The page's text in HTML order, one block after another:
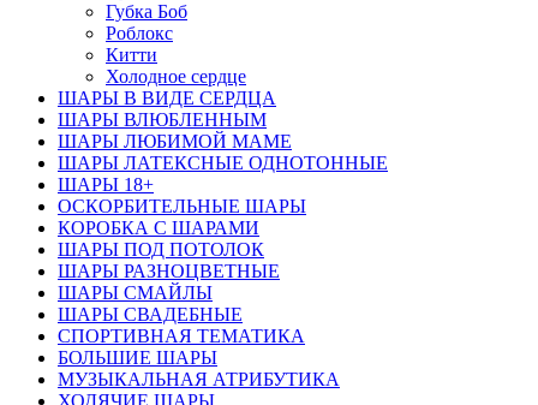
Губка Боб
Роблокс
Китти
Холодное сердце
ШАРЫ В ВИДЕ СЕРДЦА
ШАРЫ ВЛЮБЛЕННЫМ
ШАРЫ ЛЮБИМОЙ МАМЕ
ШАРЫ ЛАТЕКСНЫЕ ОДНОТОННЫЕ
ШАРЫ 18+
ОСКОРБИТЕЛЬНЫЕ ШАРЫ
КОРОБКА С ШАРАМИ
ШАРЫ ПОД ПОТОЛОК
ШАРЫ РАЗНОЦВЕТНЫЕ
ШАРЫ СМАЙЛЫ
ШАРЫ СВАДЕБНЫЕ
СПОРТИВНАЯ ТЕМАТИКА
БОЛЬШИЕ ШАРЫ
МУЗЫКАЛЬНАЯ АТРИБУТИКА
ХОДЯЧИЕ ШАРЫ